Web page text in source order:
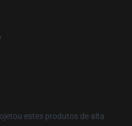
estes produtos de alta